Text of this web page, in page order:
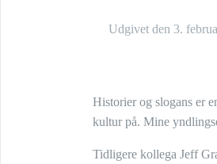
Udgivet den 3.
Historier og slogans er
kultur på. Mine
Tidligere kollega Jeff